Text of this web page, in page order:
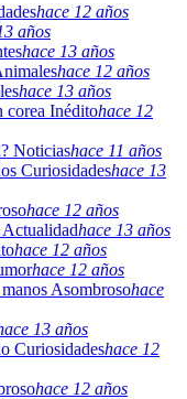
hace 12 años
años
hace 13 años
hace 12 años
hace 13 años
Inéditohace 12
Noticiashace 11 años
Curiosidadeshace 13
hace 12 años
Actualidadhace 13 años
hace 12 años
hace 12 años
Asombrosohace
13 años
Curiosidadeshace 12
hace 12 años